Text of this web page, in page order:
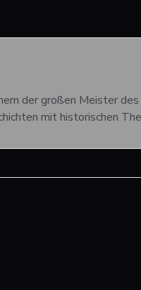
der großen Meister
mit historischen